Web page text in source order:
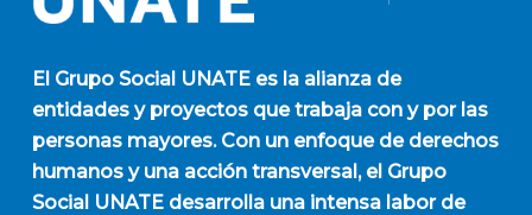
El Grupo Social UNATEes la alianza de
entidades y proyectos que trabaja con y por las
personas mayores. Con un enfoque de derechos
humanos y una acción transversal, el Grupo
Social UNATE desarrolla una intensa labor de